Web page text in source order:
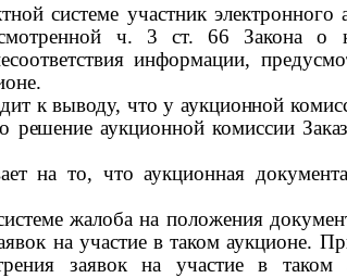
системе участник электронного
ч. 3 ст. 66 Закона о
информации,
к выводу, что у аукционной
аукционной комиссии
на то, что аукционная
жалоба на положения
на участие в таком аукционе.
заявок на участие в